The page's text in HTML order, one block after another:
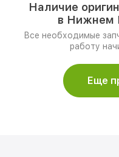
Наличие
в Нижнем
Все необходимые
работу
Еще